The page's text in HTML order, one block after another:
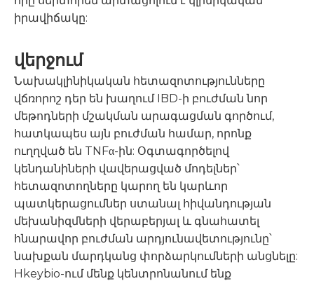
իրավիճակը:
վերջում
Նախակլինիկական հետազոտությունները
վճռորոշ դեր են խաղում IBD-ի բուժման նոր
մեթոդների մշակման արագացման գործում,
հատկապես այն բուժման համար, որոնք
ուղղված են TNFα-ին: Օգտագործելով
կենդանիների վավերացված մոդելներ՝
հետազոտողները կարող են կարևոր
պատկերացումներ ստանալ հիվանդության
մեխանիզմների վերաբերյալ և գնահատել
հնարավոր բուժման արդյունավետությունը՝
նախքան մարդկանց փորձարկումների անցնելը:
Hkeybio-ում մենք կենտրոնանում ենք